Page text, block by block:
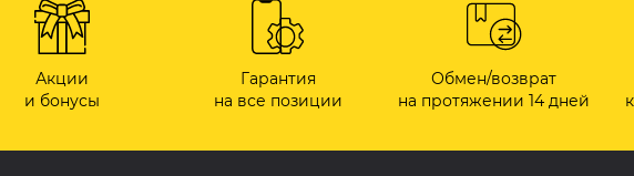
Акции
и бонусы
Гарантия
на все позиции
Обмен/возврат
на протяжении 14 дней